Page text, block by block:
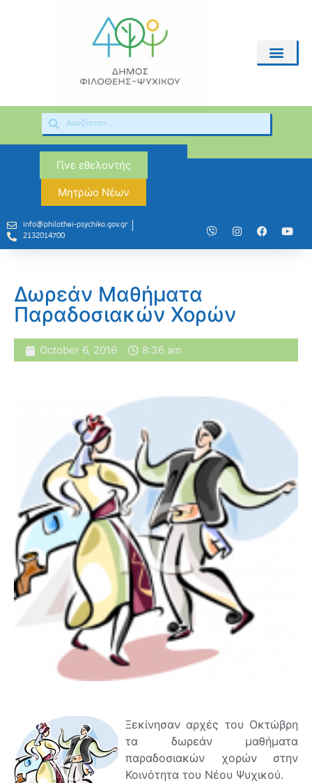
Γίνε εθελοντής
Μητρώο Νέων
info@philothei-psychiko.gov.gr
2132014700
Δωρεάν Μαθήματα
Παραδοσιακών Χορών
October 6, 2016 8:36 am
Ξεκίνησαν αρχές του Οκτώβρη
τα δωρεάν μαθήματα
παραδοσιακών χορών στην
Κοινότητα του Νέου Ψυχικού.